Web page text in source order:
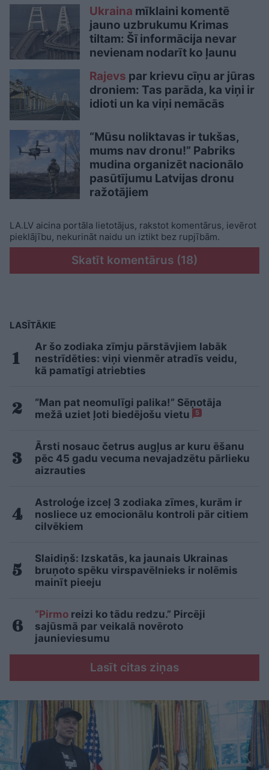
Ukraina mīklaini komentē
jauno uzbrukumu Krimas
tiltam: Šī informācija nevar
nevienam nodarīt ko ļaunu
Rajevs par krievu cīņu ar jūras
droniem: Tas parāda, ka viņi ir
idioti un ka viņi nemācās
“Mūsu noliktavas ir tukšas,
mums nav dronu!” Pabriks
mudina organizēt nacionālo
pasūtījumu Latvijas dronu
ražotājiem
LA.LV aicina portāla lietotājus, rakstot komentārus, ievērot
pieklājību, nekurināt naidu un iztikt bez rupjībām.
Skatīt komentārus (18)
LASĪTĀKIE
Ar šo zodiaka zīmju pārstāvjiem labāk
nestrīdēties: viņi vienmēr atradīs veidu,
kā pamatīgi atriebties
“Man pat neomulīgi palika!” Sēņotāja
mežā uziet ļoti biedējošu vietu
5
Ārsti nosauc četrus augļus ar kuru ēšanu
pēc 45 gadu vecuma nevajadzētu pārlieku
aizrauties
Astroloģe izceļ 3 zodiaka zīmes, kurām ir
nosliece uz emocionālu kontroli pār citiem
cilvēkiem
Slaidiņš: Izskatās, ka jaunais Ukrainas
bruņoto spēku virspavēlnieks ir nolēmis
mainīt pieeju
“Pirmo reizi ko tādu redzu.” Pircēji
sajūsmā par veikalā novēroto
jaunieviesumu
Lasīt citas ziņas